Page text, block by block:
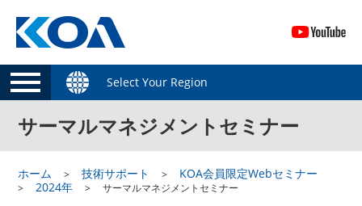
Select Your Region
サーマルマネジメントセミナー
ホーム 技術サポート
KOA会員限定Webセミナー
2024年
サーマルマネジメントセミナー